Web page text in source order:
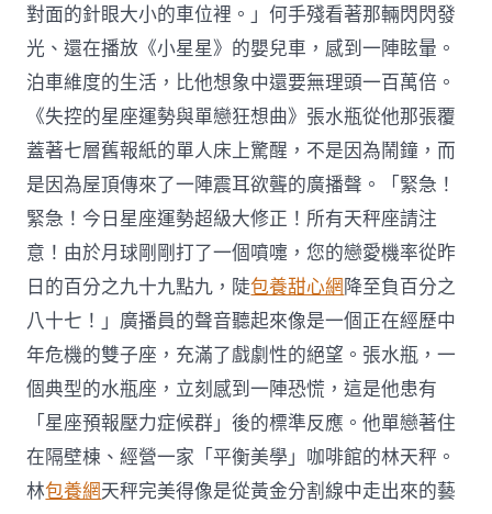
對面的針眼大小的車位裡。」何手殘看著那輛閃閃發
光、還在播放《小星星》的嬰兒車，感到一陣眩暈。
泊車維度的生活，比他想象中還要無理頭一百萬倍。
《失控的星座運勢與單戀狂想曲》張水瓶從他那張覆
蓋著七層舊報紙的單人床上驚醒，不是因為鬧鐘，而
是因為屋頂傳來了一陣震耳欲聾的廣播聲。「緊急！
緊急！今日星座運勢超級大修正！所有天秤座請注
意！由於月球剛剛打了一個噴嚏，您的戀愛機率從昨
日的百分之九十九點九，陡包養甜心網降至負百分之
八十七！」廣播員的聲音聽起來像是一個正在經歷中
年危機的雙子座，充滿了戲劇性的絕望。張水瓶，一
個典型的水瓶座，立刻感到一陣恐慌，這是他患有
「星座預報壓力症候群」後的標準反應。他單戀著住
在隔壁棟、經營一家「平衡美學」咖啡館的林天秤。
林包養網天秤完美得像是從黃金分割線中走出來的藝